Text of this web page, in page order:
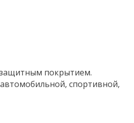
покрытием.
спортивной,